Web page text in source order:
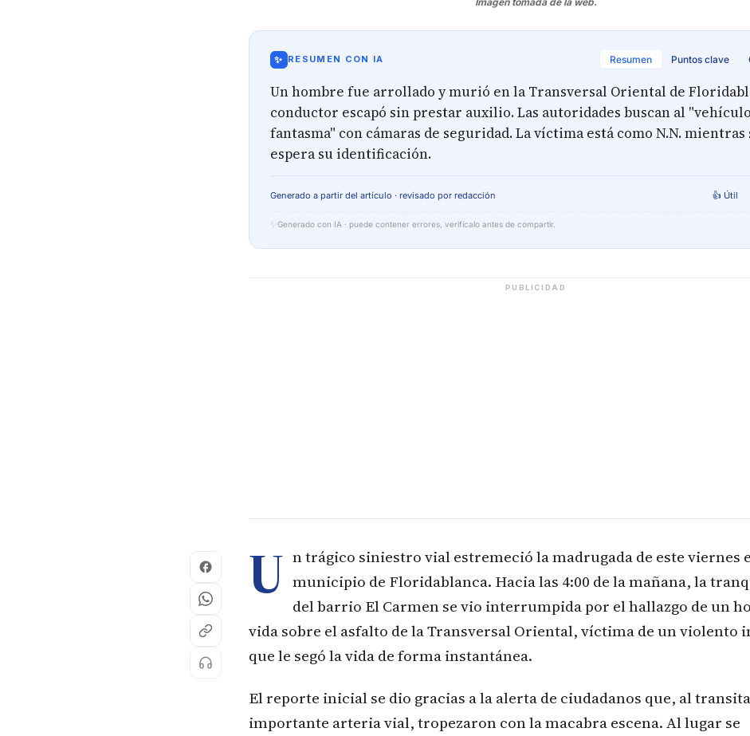
✨ RESUMEN CON IA Resumen Puntos clave
Un hombre fue arrollado y murió en la Transversal Oriental de
conductor escapó sin prestar auxilio. Las autoridades buscan al "vehículo
fantasma" con cámaras de seguridad. La víctima está como N.N. mientras
espera su identificación.
Generado a partir del artículo · revisado por redacción 👍 Útil
✨ Generado con IA · puede contener errores, verifícalo antes de compartir.
PUBLICIDAD
U n trágico siniestro vial estremeció la madrugada de este viernes
municipio de Floridablanca. Hacia las 4:00 de la mañana, la
del barrio El Carmen se vio interrumpida por el hallazgo de un
vida sobre el asfalto de la Transversal Oriental, víctima de un violento
que le segó la vida de forma instantánea.
El reporte inicial se dio gracias a la alerta de ciudadanos que, al
importante arteria vial, tropezaron con la macabra escena. Al lugar se